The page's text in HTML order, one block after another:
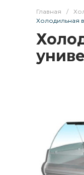
Главная /
Холодильная